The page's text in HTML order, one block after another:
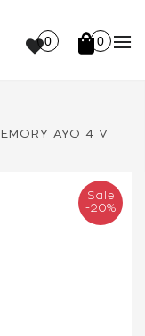
0 0
AYO 4 V
Sale
-20%